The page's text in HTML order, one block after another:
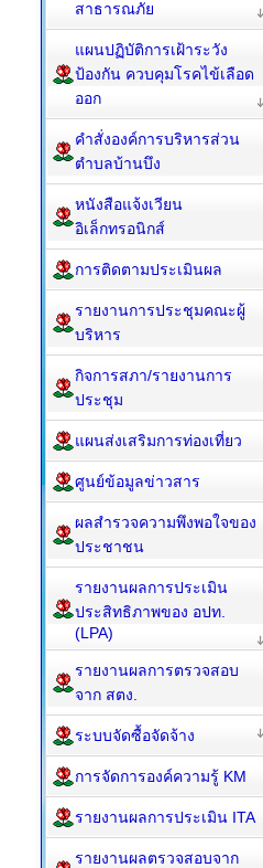
สาธารณภัย
แผนปฏิบัติการเฝ้าระวัง
ป้องกัน ควบคุมโรคไข้เลือด
ออก
คำสั่งองค์การบริหารส่วน
ตำบลบ้านบึง
หนังสือแจ้งเวียน
อิเล็กทรอนิกส์
การติดตามประเมินผล
รายงานการประชุมคณะผู้
บริหาร
กิจการสภา/รายงานการ
ประชุม
แผนส่งเสริมการท่องเที่ยว
ศูนย์ข้อมูลข่าวสาร
ผลสำรวจความพึงพอใจของ
ประชาชน
รายงานผลการประเมิน
ประสิทธิภาพของ อปท.
(LPA)
รายงานผลการตรวจสอบ
จาก สตง.
ระบบจัดซื้อจัดจ้าง
การจัดการองค์ความรู้ KM
รายงานผลการประเมิน ITA
รายงานผลตรวจสอบจาก